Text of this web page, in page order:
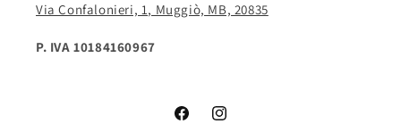
Via Confalonieri, 1, Muggiò, MB, 20835
P. IVA 10184160967
FacebookInstagram